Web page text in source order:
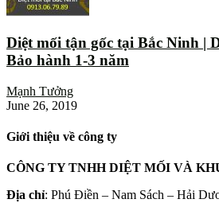
Diệt mối tận gốc tại Bắc Ninh |
Bảo hành 1-3 năm
Mạnh Tưởng
June 26, 2019
Giới thiệu về công ty
CÔNG TY TNHH DIỆT MỐI VÀ
Địa chỉ: Phú Điền – Nam Sách – Hải